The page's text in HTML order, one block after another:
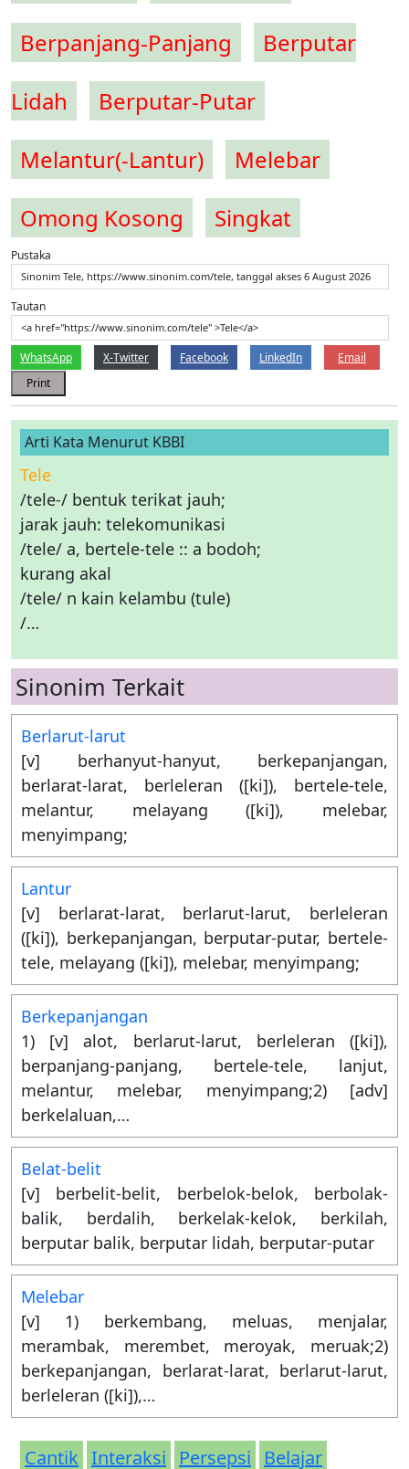
Berpanjang-Panjang
Berputar
Lidah
Berputar-Putar
Melantur(-Lantur)
Melebar
Omong Kosong
Singkat
Pustaka
Sinonim Tele, https://www.sinonim.com/tele, tanggal akses 6 August 2026
Tautan
<a href="https://www.sinonim.com/tele" >Tele</a>
WhatsApp X-Twitter Facebook LinkedIn
Email
Print
Arti Kata Menurut KBBI
Tele
/tele-/ bentuk terikat jauh;
jarak jauh: telekomunikasi
/tele/ a, bertele-tele :: a bodoh;
kurang akal
/tele/ n kain kelambu (tule)
/…
Sinonim Terkait
Berlarut-larut
[v] berhanyut-hanyut, berkepanjangan,
berlarat-larat, berleleran ([ki]), bertele-tele,
melantur, melayang ([ki]), melebar,
menyimpang;
Lantur
[v] berlarat-larat, berlarut-larut, berleleran
([ki]), berkepanjangan, berputar-putar, bertele-
tele, melayang ([ki]), melebar, menyimpang;
Berkepanjangan
1) [v] alot, berlarut-larut, berleleran ([ki]),
berpanjang-panjang, bertele-tele, lanjut,
melantur, melebar, menyimpang;2) [adv]
berkelaluan,…
Belat-belit
[v] berbelit-belit, berbelok-belok, berbolak-
balik, berdalih, berkelak-kelok, berkilah,
berputar balik, berputar lidah, berputar-putar
Melebar
[v] 1) berkembang, meluas, menjalar,
merambak, merembet, meroyak, meruak;2)
berkepanjangan, berlarat-larat, berlarut-larut,
berleleran ([ki]),…
Cantik Interaksi Persepsi Belajar